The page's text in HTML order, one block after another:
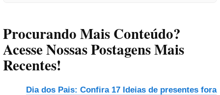
Procurando Mais Conteúdo?
Acesse Nossas Postagens Mais
Recentes!
Dia dos Pais: Confira 17 Ideias de presentes fora